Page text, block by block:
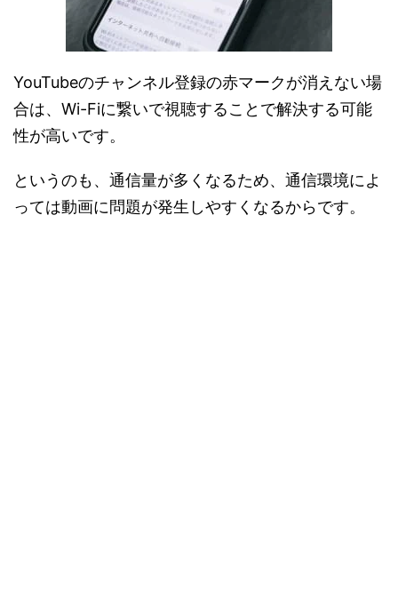
YouTubeのチャンネル登録の赤マークが消えない場
合は、Wi-Fiに繋いで視聴することで解決する可能
性が高いです。
というのも、通信量が多くなるため、通信環境によ
っては動画に問題が発生しやすくなるからです。